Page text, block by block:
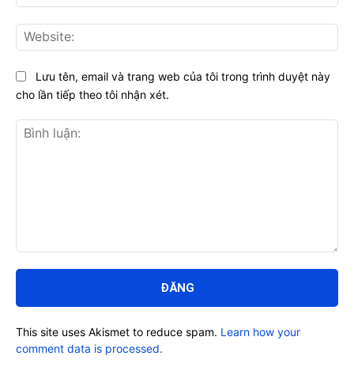
luận:
Lưu tên, email và trang web của tôi trong trình duyệt này
cho lần tiếp theo tôi nhận xét.
This site uses Akismet to reduce spam. Learn how your
comment data is processed.